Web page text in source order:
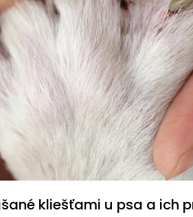
kliešťami u psa a ich